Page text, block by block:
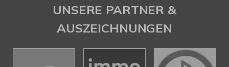
UNSERE PARTNER &
AUSZEICHNUNGEN